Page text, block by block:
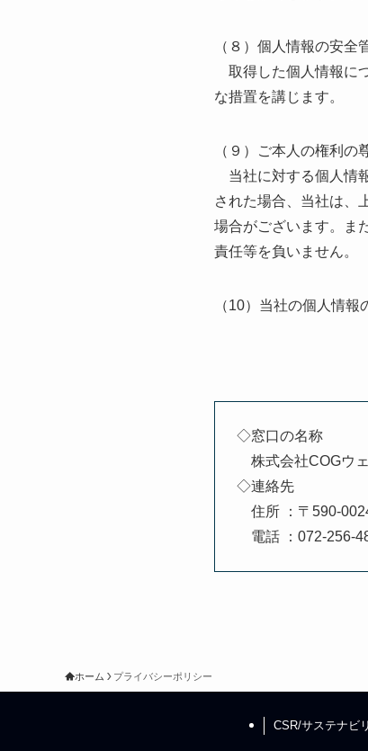
（８）個人情報の安全
取得した個人情報に
な措置を講じます。
（９）ご本人の権利の
当社に対する個人情
された場合、当社は、
場合がございます。ま
責任等を負いません。
（10）当社の個人情
◇窓口の名称
株式会社COGウ
◇連絡先
住所 ：〒590-
電話 ：072-256-
ホーム プライバシーポリシー
CSR/サステナビ